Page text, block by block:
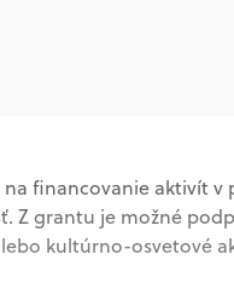
na financovanie aktivít
Z grantu je možné
kultúrno-osvetové